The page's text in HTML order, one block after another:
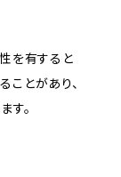
を有すると
とがあり、
す。